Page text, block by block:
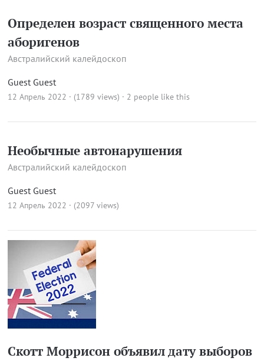
Определен возраст священного места
аборигенов
Австралийский калейдоскоп
Guest Guest
12 Апрель 2022 · (1789 views) · 2 people like this
Необычные автонарушения
Австралийский калейдоскоп
Guest Guest
12 Апрель 2022 · (2097 views)
Скотт Моррисон объявил дату выборов